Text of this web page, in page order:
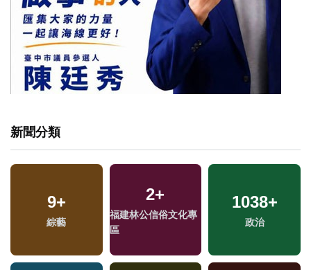
新聞分類
9+
綜藝
2+
福建林公信俗文化專
區
1038+
政治
240+
藝文
328
熱門